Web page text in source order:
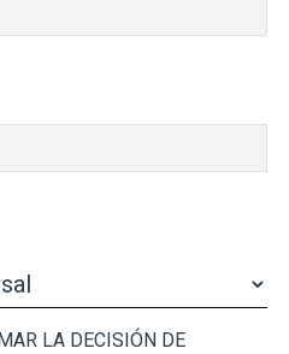
LA DECISIÓN DE